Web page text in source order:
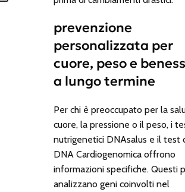
prevenzione
personalizzata per
cuore, peso e
a lungo termine
Per chi è preoccupato per la
cuore, la pressione o il peso, i
nutrigenetici DNAsalus e il test
DNA Cardiogenomicaoffrono
informazioni specifiche. Questi
analizzano geni coinvolti nel